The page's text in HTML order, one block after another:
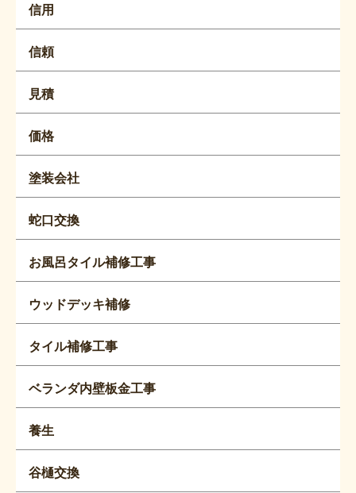
信用
信頼
見積
価格
塗装会社
蛇口交換
お風呂タイル補修工事
ウッドデッキ補修
タイル補修工事
ベランダ内壁板金工事
養生
谷樋交換